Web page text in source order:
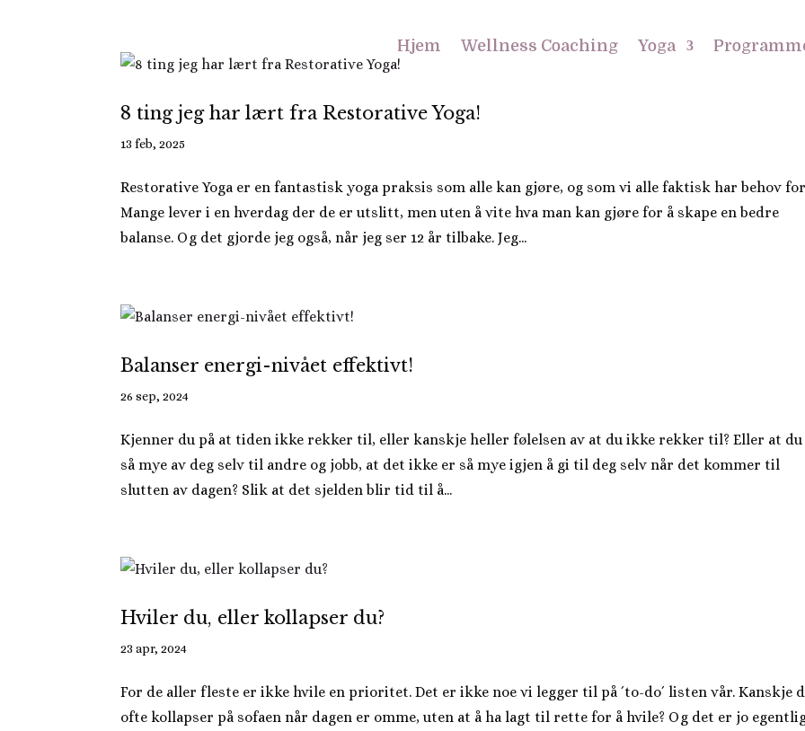
Hjem Wellness Coaching Yoga
8 ting jeg har lært fra Restorative Yoga!
13 feb, 2025
Restorative Yoga er en fantastisk yoga praksis som alle kan gjøre, og som vi alle faktisk har behov
Mange lever i en hverdag der de er utslitt, men uten å vite hva man kan gjøre for å skape en bedre
balanse. Og det gjorde jeg også, når jeg ser 12 år tilbake. Jeg...
Balanser energi-nivået effektivt!
26 sep, 2024
Kjenner du på at tiden ikke rekker til, eller kanskje heller følelsen av at du ikke rekker til? Eller at
så mye av deg selv til andre og jobb, at det ikke er så mye igjen å gi til deg selv når det kommer til
slutten av dagen? Slik at det sjelden blir tid til å...
Hviler du, eller kollapser du?
23 apr, 2024
For de aller fleste er ikke hvile en prioritet. Det er ikke noe vi legger til på ´to-do´ listen vår. Kanskje
ofte kollapser på sofaen når dagen er omme, uten at å ha lagt til rette for å hvile? Og det er jo